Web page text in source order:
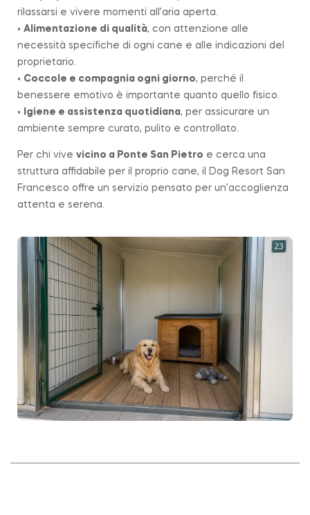
rilassarsi e vivere momenti all’aria aperta.
• Alimentazione di qualità, con attenzione alle
necessità specifiche di ogni cane e alle indicazioni del
proprietario.
• Coccole e compagnia ogni giorno, perché il
benessere emotivo è importante quanto quello fisico.
•
Igiene e assistenza quotidiana, per assicurare un
ambiente sempre curato, pulito e controllato.
Per chi vive vicino a Ponte San Pietro e cerca una
struttura affidabile per il proprio cane, il Dog Resort San
Francesco offre un servizio pensato per un’accoglienza
attenta e serena.